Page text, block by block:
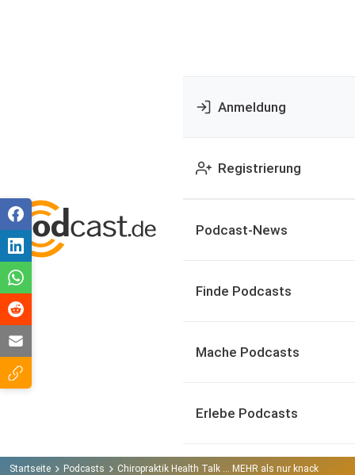
Anmeldung
Registrierung
Podcast-News
Finde Podcasts
Mache Podcasts
Erlebe Podcasts
Startseite Podcasts Chiropraktik Health Talk ... MEHR als nur knacksen